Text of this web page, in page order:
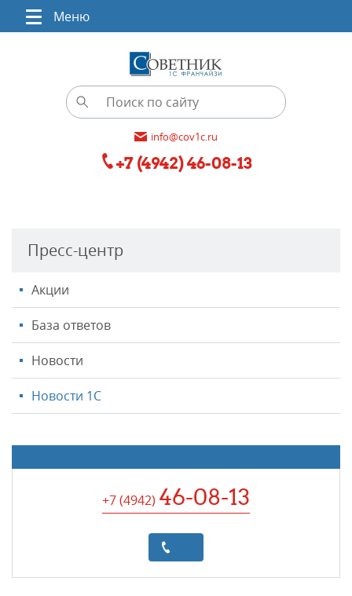
Меню
info@cov1c.ru
+7 (4942) 46-08-13
Пресс-центр
Акции
База ответов
Новости
Новости 1С
+7 (4942) 46-08-13